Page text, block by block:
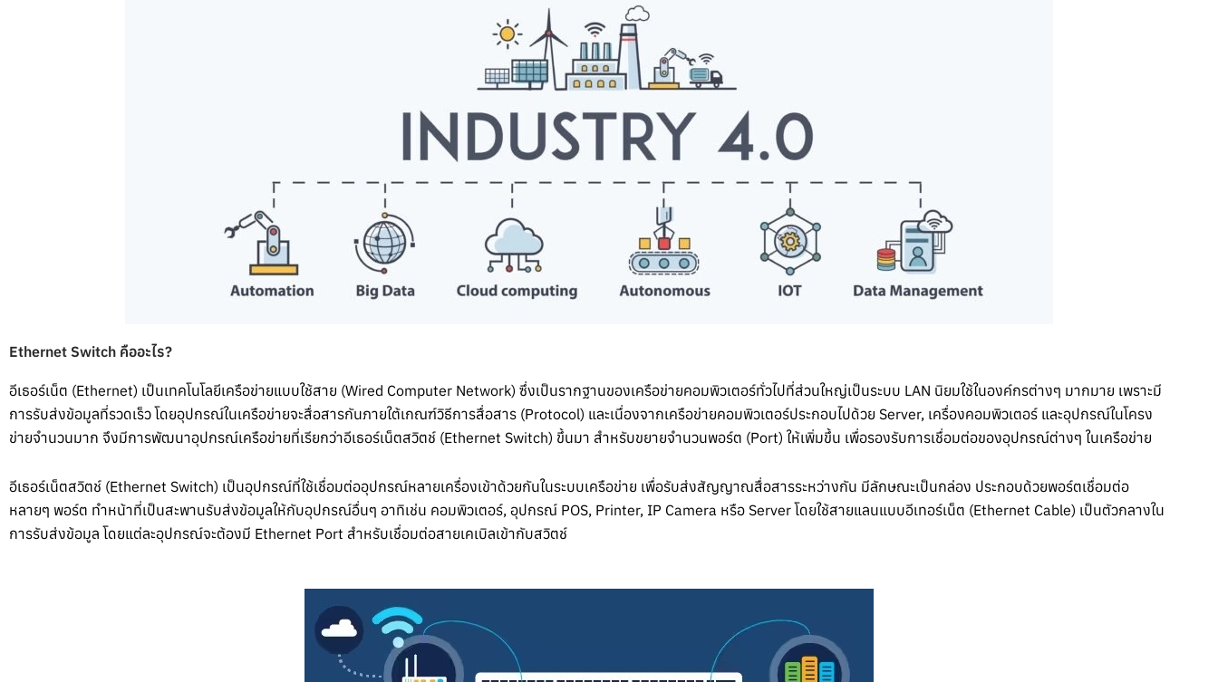
Ethernet Switch คืออะไร?
อีเธอร์เน็ต (Ethernet) เป็นเทคโนโลยีเครือข่ายแบบใช้สาย (Wired Computer Network) ซึ่งเป็นรากฐานของเครือข่ายคอมพิวเตอร์ทั่วไปที่ส่วนใหญ่เป็นระบบ LAN นิยมใช้ในองค์กรต่างๆ มากมาย เพราะมี
การรับส่งข้อมูลที่รวดเร็ว โดยอุปกรณ์ในเครือข่ายจะสื่อสารกันภายใต้เกณฑ์วิธีการสื่อสาร (Protocol) และเนื่องจากเครือข่ายคอมพิวเตอร์ประกอบไปด้วย Server, เครื่องคอมพิวเตอร์ และอุปกรณ์ในโครง
ข่ายจำนวนมาก จึงมีการพัฒนาอุปกรณ์เครือข่ายที่เรียกว่าอีเธอร์เน็ตสวิตช์ (Ethernet Switch) ขึ้นมา สำหรับขยายจำนวนพอร์ต (Port) ให้เพิ่มขึ้น เพื่อรองรับการเชื่อมต่อของอุปกรณ์ต่างๆ ในเครือข่าย
อีเธอร์เน็ตสวิตช์ (Ethernet Switch) เป็นอุปกรณ์ที่ใช้เชื่อมต่ออุปกรณ์หลายเครื่องเข้าด้วยกันในระบบเครือข่าย เพื่อรับส่งสัญญาณสื่อสารระหว่างกัน มีลักษณะเป็นกล่อง ประกอบด้วยพอร์ตเชื่อมต่อ
หลายๆ พอร์ต ทำหน้าที่เป็นสะพานรับส่งข้อมูลให้กับอุปกรณ์อื่นๆ อาทิเช่น คอมพิวเตอร์, อุปกรณ์ POS, Printer, IP Camera หรือ Server โดยใช้สายแลนแบบอีเทอร์เน็ต (Ethernet Cable) เป็นตัวกลางใน
การรับส่งข้อมูล โดยแต่ละอุปกรณ์จะต้องมี Ethernet Port สำหรับเชื่อมต่อสายเคเบิลเข้ากับสวิตช์